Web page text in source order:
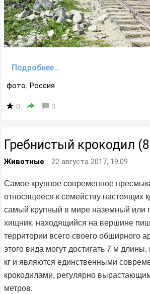
Подробнее...
фото, Россия
0 0
Гребнистый крокодил
Животные 22 августа 2017, 19:09
Самое крупное современное
относящееся к семейству настоящих
самый крупный в мире наземный или
хищник, находящийся на вершине
территории всего своего обширного
этого вида могут достигать 7 м
кг и являются единственными
крокодилами, регулярно
метров.